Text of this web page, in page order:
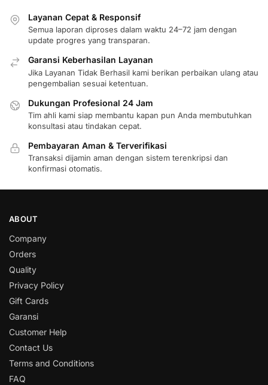
Layanan Cepat & Responsif
Semua laporan diproses dalam waktu 24–72 jam dengan
update progres yang transparan.
Garansi Keberhasilan Layanan
Jika Layanan Tidak Berhasil kami berikan perbaikan ulang atau
pengembalian sesuai ketentuan.
Dukungan Profesional 24 Jam
Tim ahli kami siap membantu kapan pun Anda membutuhkan
konsultasi atau tindakan cepat.
Pembayaran Aman & Terverifikasi
Transaksi dijamin aman dengan sistem terenkripsi dan
konfirmasi otomatis.
ABOUT
Company
Orders
Quality
Privacy Policy
Gift Cards
Garansi
Customer Help
Contact Us
Terms and Conditions
FAQ